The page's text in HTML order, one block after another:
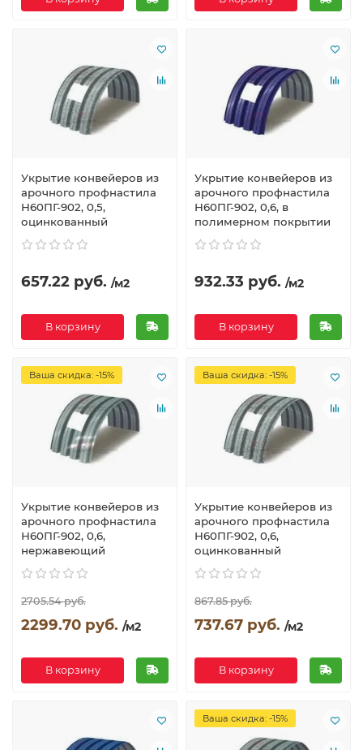
Укрытие конвейеров из
арочного профнастила
Н60ПГ-902, 0,5,
оцинкованный
657.22 руб. /м2
В корзину
Укрытие конвейеров из
арочного профнастила
Н60ПГ-902, 0,6, в
полимерном покрытии
932.33 руб. /м2
В корзину
Ваша скидка: -15%
Укрытие конвейеров из
арочного профнастила
Н60ПГ-902, 0,6,
нержавеющий
2705.54 руб.
2299.70 руб. /м2
В корзину
Ваша скидка: -15%
Укрытие конвейеров из
арочного профнастила
Н60ПГ-902, 0,6,
оцинкованный
867.85 руб.
737.67 руб. /м2
В корзину
Ваша скидка: -15%